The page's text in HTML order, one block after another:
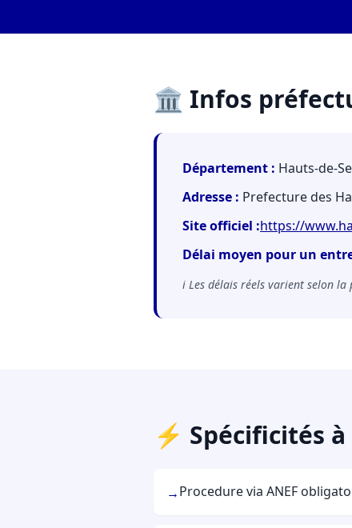
🏛️ Infos
Département : Hauts-de-
Adresse : Prefecture des
Site officiel :https://
Délai moyen pour un
ℹ️ Les délais réels varient selon
⚡ Spécificités
→Procedure via ANEF